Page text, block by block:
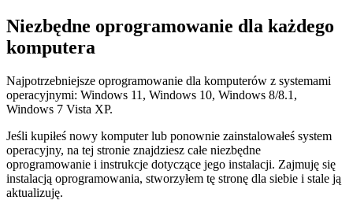
Niezbędne oprogramowanie dla każdego
komputera
Najpotrzebniejsze oprogramowanie dla komputerów z systemami
operacyjnymi: Windows 11, Windows 10, Windows 8/8.1,
Windows 7 Vista XP.
Jeśli kupiłeś nowy komputer lub ponownie zainstalowałeś system
operacyjny, na tej stronie znajdziesz całe niezbędne
oprogramowanie i instrukcje dotyczące jego instalacji. Zajmuję się
instalacją oprogramowania, stworzyłem tę stronę dla siebie i stale ją
aktualizuję.